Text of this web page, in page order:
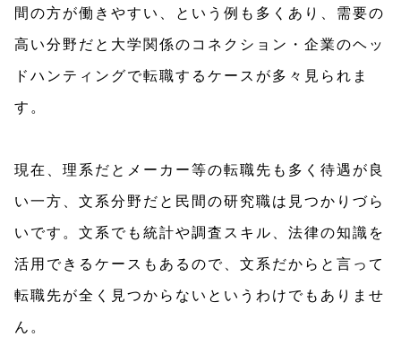
間の方が働きやすい、という例も多くあり、需要の
高い分野だと大学関係のコネクション・企業のヘッ
ドハンティングで転職するケースが多々見られま
す。
現在、理系だとメーカー等の転職先も多く待遇が良
い一方、文系分野だと民間の研究職は見つかりづら
いです。文系でも統計や調査スキル、法律の知識を
活用できるケースもあるので、文系だからと言って
転職先が全く見つからないというわけでもありませ
ん。